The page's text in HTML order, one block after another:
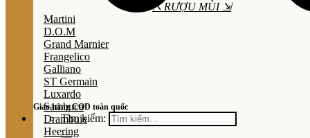
Giao hàng COD toàn quốc
Tìm kiếm:
⇱ RƯỢU MÙI ⇲
Martini
D.O.M
Grand Marnier
Frangelico
Galliano
ST Germain
Luxardo
Sambuca
Drambuie
Heering